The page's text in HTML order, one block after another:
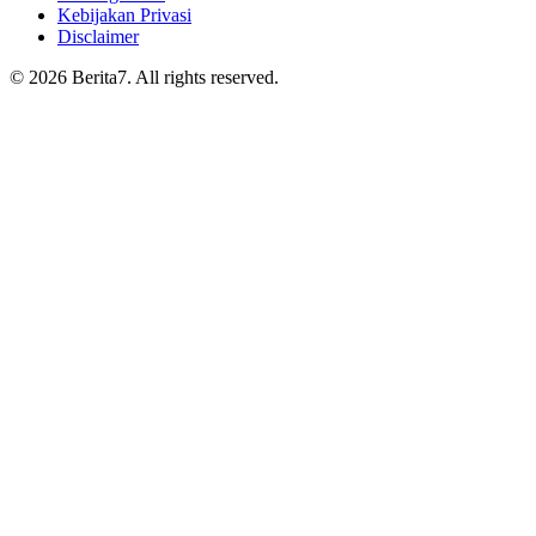
Kebijakan Privasi
Disclaimer
© 2026 Berita7. All rights reserved.